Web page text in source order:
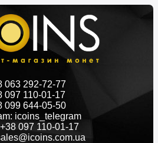
063 292-72-77
097 110-01-17
099 644-05-50
icoins_telegram
097 110-01-17